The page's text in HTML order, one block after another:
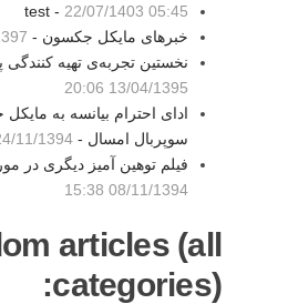
test - 22/07/1403 05:45
خبرهای مایکل جکسون -
نخستین تجربه‌ی تهیه
13/04/1395 20:06
ادای احترام بیانسه به
سوپربال امسال - 11/1394 20:17
فیلم توهین آمیز دیگری در
08/11/1394 15:38
articles (all
categories):